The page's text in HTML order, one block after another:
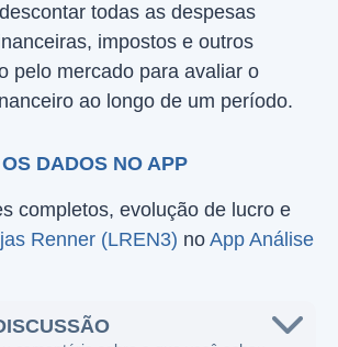
todas as despesas
impostos e outros
pelo mercado para avaliar o
ao longo de um período.
DADOS NO APP
completos, evolução de lucro e
Renner (LREN3) no App Análise